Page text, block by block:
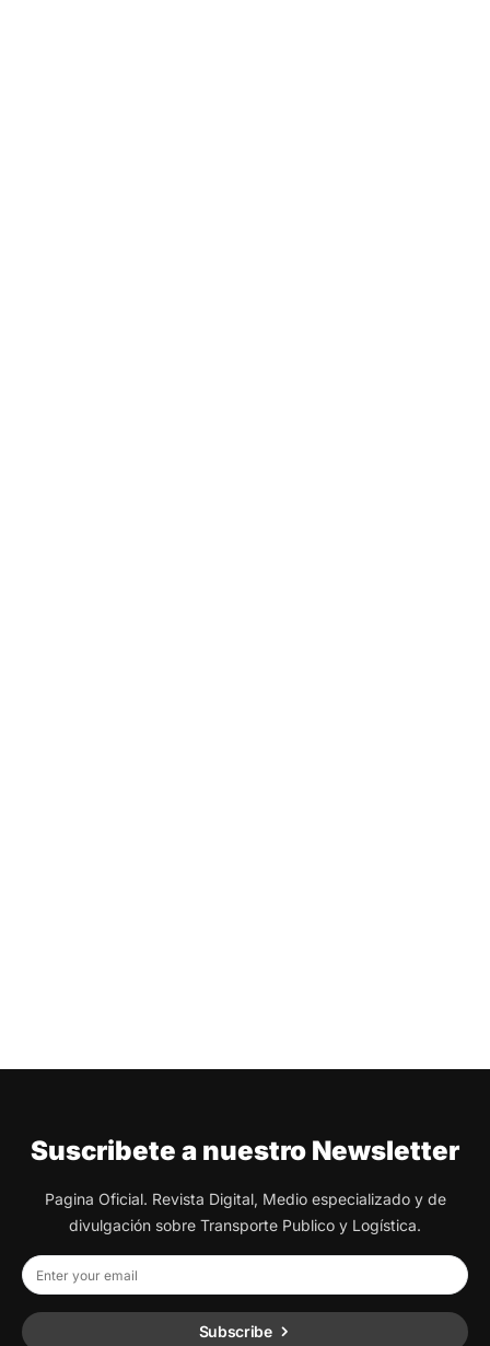
Suscribete a nuestro Newsletter
Pagina Oficial. Revista Digital, Medio especializado y de
divulgación sobre Transporte Publico y Logística.
Subscribe